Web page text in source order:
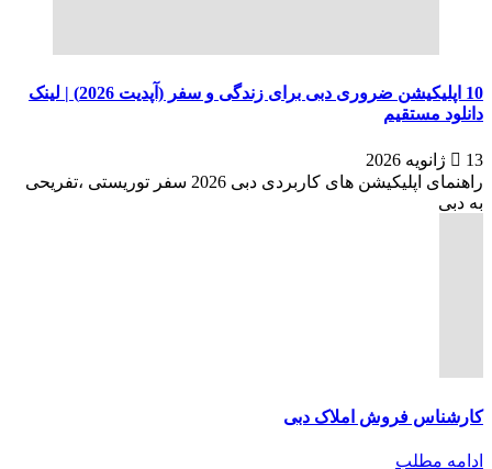
10 اپلیکیشن ضروری دبی برای زندگی و سفر (آپدیت 2026) | لینک
دانلود مستقیم
13 ژانویه 2026
راهنمای اپلیکیشن های کاربردی دبی 2026 سفر توریستی ،تفریحی
به دبی
کارشناس فروش املاک دبی
ادامه مطلب